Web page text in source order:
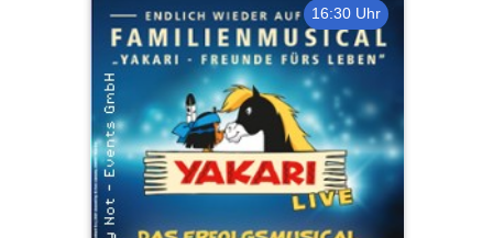
16:30 Uhr